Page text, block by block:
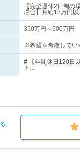
【完全週休2日制
場合】月給18万円
350万円～500万円
※希望を考慮してい
# 【年間休日120日
ト…